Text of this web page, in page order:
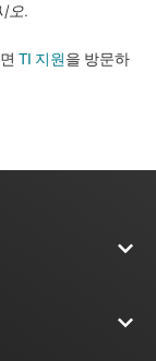
오.
TI 지원을 방문하